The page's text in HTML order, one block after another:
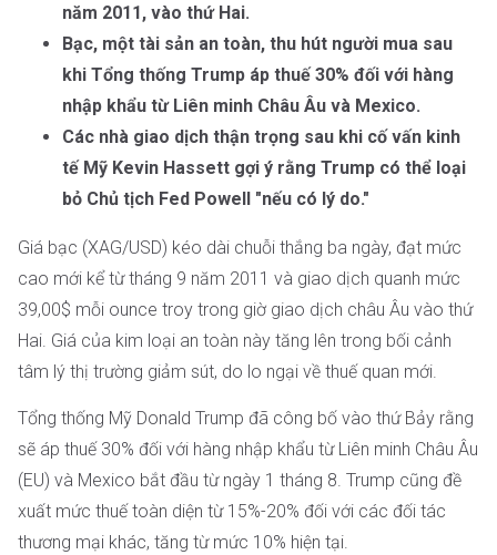
năm 2011, vào thứ Hai.
Bạc, một tài sản an toàn, thu hút người mua sau
khi Tổng thống Trump áp thuế 30% đối với hàng
nhập khẩu từ Liên minh Châu Âu và Mexico.
Các nhà giao dịch thận trọng sau khi cố vấn kinh
tế Mỹ Kevin Hassett gợi ý rằng Trump có thể loại
bỏ Chủ tịch Fed Powell "nếu có lý do."
Giá bạc (XAG/USD) kéo dài chuỗi thắng ba ngày, đạt mức
cao mới kể từ tháng 9 năm 2011 và giao dịch quanh mức
39,00$ mỗi ounce troy trong giờ giao dịch châu Âu vào thứ
Hai. Giá của kim loại an toàn này tăng lên trong bối cảnh
tâm lý thị trường giảm sút, do lo ngại về thuế quan mới.
Tổng thống Mỹ Donald Trump đã công bố vào thứ Bảy rằng
sẽ áp thuế 30% đối với hàng nhập khẩu từ Liên minh Châu Âu
(EU) và Mexico bắt đầu từ ngày 1 tháng 8. Trump cũng đề
xuất mức thuế toàn diện từ 15%-20% đối với các đối tác
thương mại khác, tăng từ mức 10% hiện tại.